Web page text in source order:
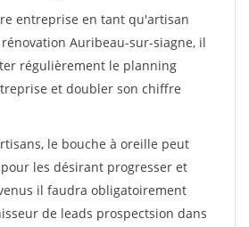
entreprise en tant qu'artisan
Auribeau-sur-siagne, il
régulièrement le planning
et doubler son chiffre
le bouche à oreille peut
les désirant progresser et
il faudra obligatoirement
de leads prospectsion dans